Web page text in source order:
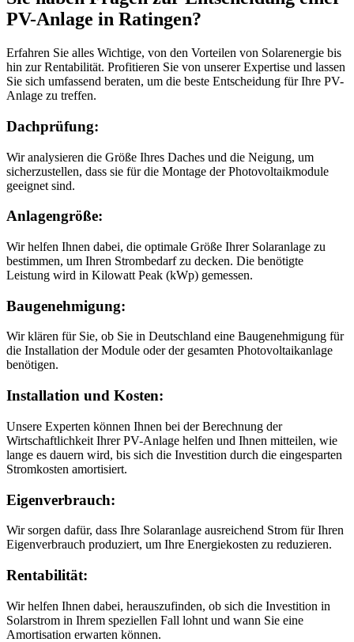
PV-Anlage in Ratingen?
Erfahren Sie alles Wichtige, von den Vorteilen von Solarenergie bis
hin zur Rentabilität. Profitieren Sie von unserer Expertise und lassen
Sie sich umfassend beraten, um die beste Entscheidung für Ihre PV-
Anlage zu treffen.
Dachprüfung:
Wir analysieren die Größe Ihres Daches und die Neigung, um
sicherzustellen, dass sie für die Montage der Photovoltaikmodule
geeignet sind.
Anlagengröße:
Wir helfen Ihnen dabei, die optimale Größe Ihrer Solaranlage zu
bestimmen, um Ihren Strombedarf zu decken. Die benötigte
Leistung wird in Kilowatt Peak (kWp) gemessen.
Baugenehmigung:
Wir klären für Sie, ob Sie in Deutschland eine Baugenehmigung für
die Installation der Module oder der gesamten Photovoltaikanlage
benötigen.
Installation und Kosten:
Unsere Experten können Ihnen bei der Berechnung der
Wirtschaftlichkeit Ihrer PV-Anlage helfen und Ihnen mitteilen, wie
lange es dauern wird, bis sich die Investition durch die eingesparten
Stromkosten amortisiert.
Eigenverbrauch:
Wir sorgen dafür, dass Ihre Solaranlage ausreichend Strom für Ihren
Eigenverbrauch produziert, um Ihre Energiekosten zu reduzieren.
Rentabilität:
Wir helfen Ihnen dabei, herauszufinden, ob sich die Investition in
Solarstrom in Ihrem speziellen Fall lohnt und wann Sie eine
Amortisation erwarten können.